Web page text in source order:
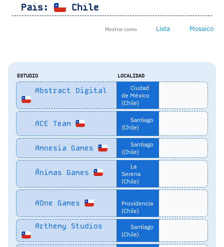
Pais: Chile
Mostrar como Lista Mosaico
ESTUDIO LOCALIDAD
Abstract Digital
Ciudad
de México
(Chile)
ACE Team
Santiago
(Chile)
Amnesia Games
Santiago
(Chile)
Ãnimas Games
La
Serena
(Chile)
AOne Games
Providencia
(Chile)
Arthemy Studios
Santiago
(Chile)